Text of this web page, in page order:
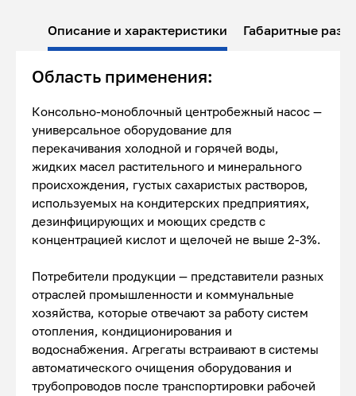
Описание и характеристики Габаритные
Область применения:
Консольно-моноблочный центробежный насос —
универсальное оборудование для
перекачивания холодной и горячей воды,
жидких масел растительного и минерального
происхождения, густых сахаристых растворов,
используемых на кондитерских предприятиях,
дезинфицирующих и моющих средств с
концентрацией кислот и щелочей не выше 2-3%.
Потребители продукции — представители разных
отраслей промышленности и коммунальные
хозяйства, которые отвечают за работу систем
отопления, кондиционирования и
водоснабжения. Агрегаты встраивают в системы
автоматического очищения оборудования и
трубопроводов после транспортировки рабочей